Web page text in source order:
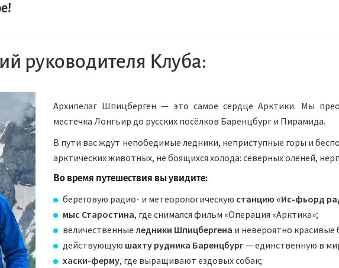
руководителя Клуба:
Архипелаг Шпицберген — это самое сердце Арктики. Мы
местечка Лонгьир до русских посёлков Баренцбург и Пирамида.
В пути вас ждут непобедимые ледники, неприступные горы и
арктических животных, не боящихся холода: северных оленей,
Во время путешествия вы увидите:
береговую радио- и метеорологическую станцию «Ис-фьорд
мыс Старостина, где снимался фильм «Операция «Арктика»;
величественные ледники Шпицбергена и невероятно красивые
действующую шахту рудника Баренцбург— единственную в
хаски-ферму, где выращивают ездовых собак;